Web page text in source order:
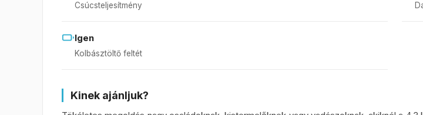
Csúcsteljesítmény
Igen
Kolbásztöltő feltét
Kinek ajánljuk?